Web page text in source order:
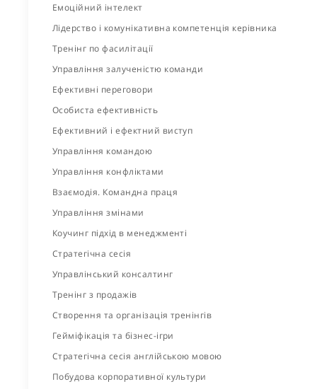
Емоційний інтелект
Лідерство і комунікативна компетенція керівника
Тренінг по фасилітації
Управління залученістю команди
Ефективні переговори
Особиста ефективність
Ефективний і ефектний виступ
Управління командою
Управління конфліктами
Взаємодія. Командна праця
Управління змінами
Коучинг підхід в менеджменті
Стратегічна сесія
Управлінський консалтинг
Тренінг з продажів
Створення та організація тренінгів
Гейміфікація та бізнес-ігри
Стратегічна сесія англійською мовою
Побудова корпоративної культури